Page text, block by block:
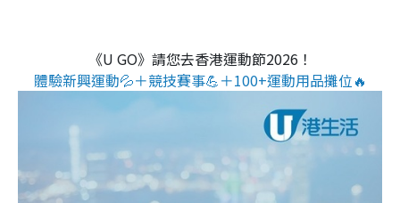
《U GO》請您去香港運動節2026！
體驗新興運動💦＋競技賽事💪＋100+運動用品攤位🔥